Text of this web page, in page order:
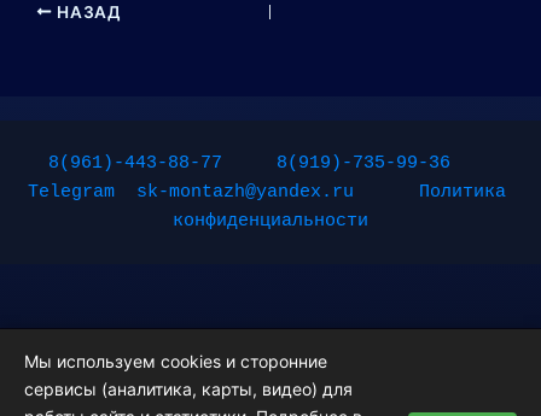
НАЗАД
8(961)-443-88-77
8(919)-735-99-36
Telegram
sk-montazh@yandex.ru
Политика
конфиденциальности
Copyright © 2026 Монтажные работы | Powered byТема Astra
Мы используем cookies и сторонние
сервисы (аналитика, карты, видео) для